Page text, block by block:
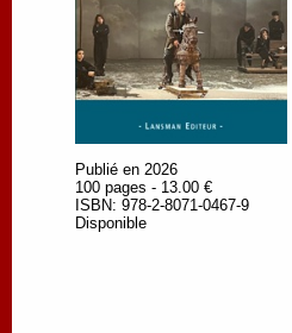
Publié en 2026
100 pages - 13.00 €
ISBN: 978-2-8071-0467-9
Disponible